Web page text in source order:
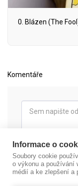
0. Blázen (The
Komentáře
Informace o
Soubory cookie
o výkonu a používání
médií a ke zlepšení a